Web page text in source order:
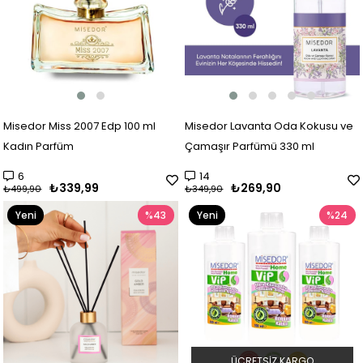
Misedor Miss 2007 Edp 100 ml
Kadın Parfüm
6
₺339,99
₺499,90
Misedor Lavanta Oda Kokusu ve
Çamaşır Parfümü 330 ml
14
₺269,90
₺349,90
%43
Yeni
Ürün
%24
Yeni
Ürün